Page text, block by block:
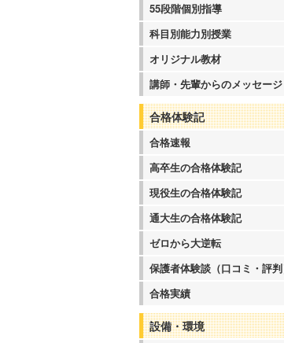
55段階個別指導
科目別能力別授業
オリジナル教材
講師・先輩からのメッセージ
合格体験記
合格速報
高卒生の合格体験記
現役生の合格体験記
通大生の合格体験記
ゼロから大逆転
保護者体験談（口コミ・評判
合格実績
設備・環境